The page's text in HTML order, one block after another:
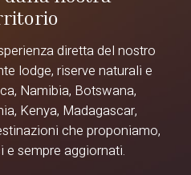
diretta del nostro
lodge, riserve naturali e
Namibia, Botswana,
Kenya, Madagascar,
che proponiamo,
sempre aggiornati.